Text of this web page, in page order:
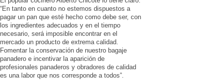
“En tanto en cuanto no estemos dispuestos a
pagar un pan que esté hecho como debe ser, con
los ingredientes adecuados y en el tiempo
necesario, será imposible encontrar en el
mercado un producto de extrema calidad.
Fomentar la conservación de nuestro bagaje
panadero e incentivar la aparición de
profesionales panaderos y obradores de calidad
es una labor que nos corresponde a todos”.